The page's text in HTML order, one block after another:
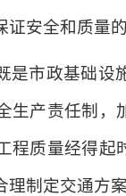
证安全和质量
是市政基础设
生产责任制
程质量经得
理制定交通方